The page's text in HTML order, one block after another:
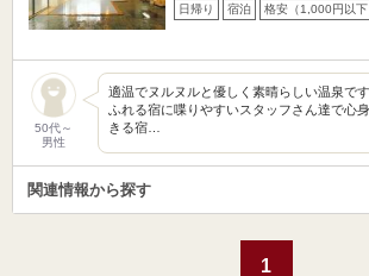
日帰り 宿泊 格安（1,000円以下
50代～
男性
適温でヌルヌルと優しく素晴らしい温泉で
ふれる宿に喋りやすいスタッフさん達で心
きる宿…
関連情報から探す
1